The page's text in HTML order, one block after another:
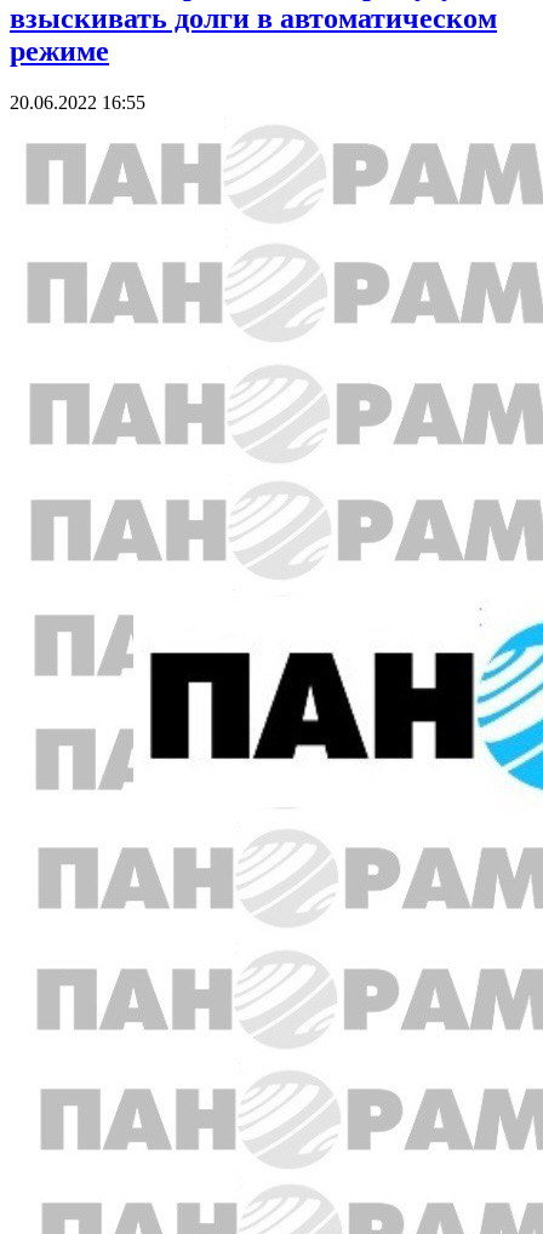
взыскивать долги в автоматическом
режиме
20.06.2022 16:55